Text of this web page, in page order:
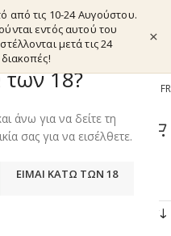
18?
άνω για να δείτε τη
σας για να εισέλθετε.
ΕΊΜΑΙ ΚΆΤΩ ΤΩΝ 18
από τις 10-24 Αυγούστου.
εντός αυτού του
μετά τις 24
×
EL FR
“DYNAVAP THE B”